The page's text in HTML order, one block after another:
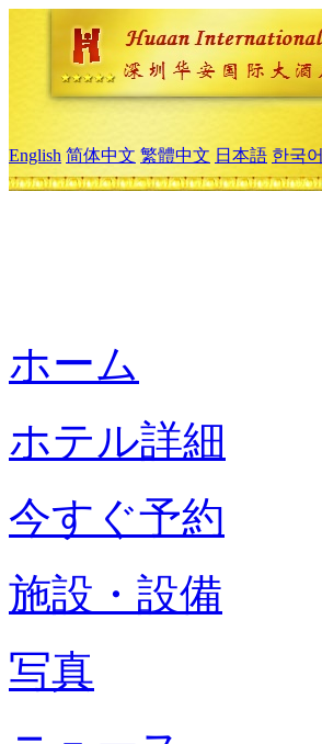
English 简体中文 繁體中文 日本語 한국어
ホーム
ホテル詳細
今すぐ予約
施設・設備
写真